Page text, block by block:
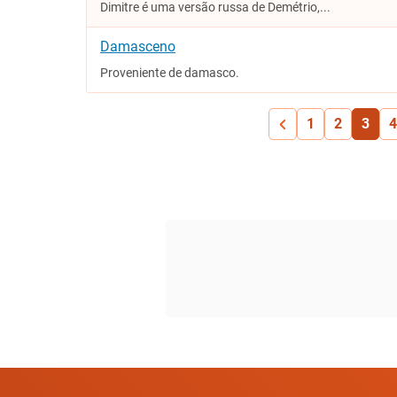
Dimitre é uma versão russa de Demétrio,...
Damasceno
Proveniente de damasco.
1 2 3 4